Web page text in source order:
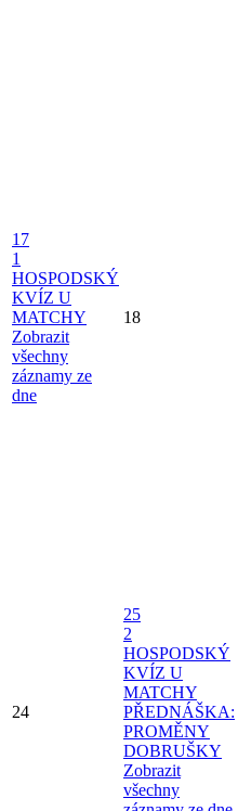
17
1
HOSPODSKÝ
KVÍZ U
MATCHY
Zobrazit
všechny
záznamy ze
dne
18
24
25
2
HOSPODSKÝ
KVÍZ U
MATCHY
PŘEDNÁŠKA:
PROMĚNY
DOBRUŠKY
Zobrazit
všechny